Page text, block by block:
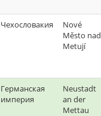
Чехословакия
Nové
Město nad
Metují
Германская
империя
Neustadt
an der
Mettau